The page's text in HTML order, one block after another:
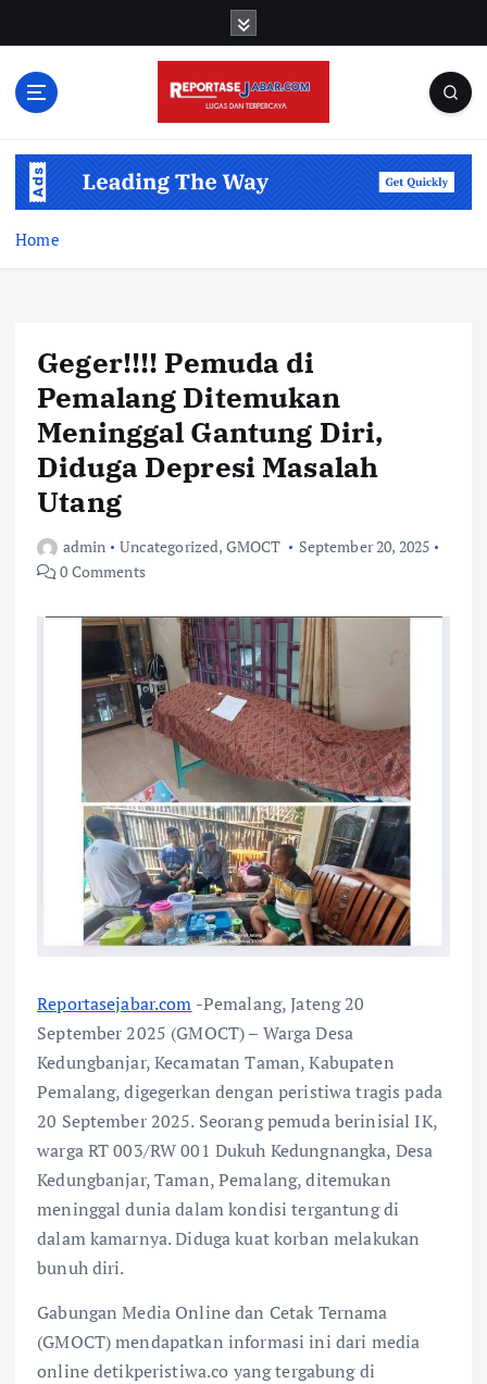
Home
Geger!!!! Pemuda di
Pemalang Ditemukan
Meninggal Gantung Diri,
Diduga Depresi Masalah
Utang
admin Uncategorized, GMOCT
September 20, 2025
0 Comments
Reportasejabar.com -Pemalang, Jateng 20
September 2025 (GMOCT) – Warga Desa
Kedungbanjar, Kecamatan Taman, Kabupaten
Pemalang, digegerkan dengan peristiwa tragis pada
20 September 2025. Seorang pemuda berinisial IK,
warga RT 003/RW 001 Dukuh Kedungnangka, Desa
Kedungbanjar, Taman, Pemalang, ditemukan
meninggal dunia dalam kondisi tergantung di
dalam kamarnya. Diduga kuat korban melakukan
bunuh diri.
Gabungan Media Online dan Cetak Ternama
(GMOCT) mendapatkan informasi ini dari media
online detikperistiwa.co yang tergabung di